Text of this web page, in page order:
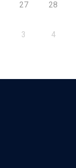
27 28
3 4